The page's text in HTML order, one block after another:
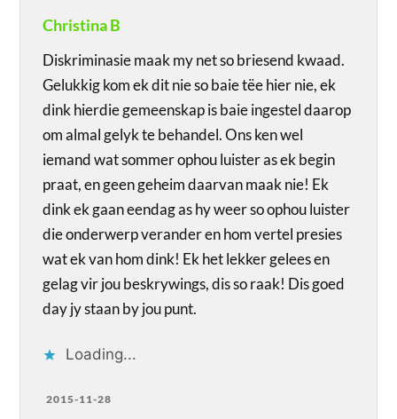
Christina B
Diskriminasie maak my net so briesend kwaad.
Gelukkig kom ek dit nie so baie tëe hier nie, ek
dink hierdie gemeenskap is baie ingestel daarop
om almal gelyk te behandel. Ons ken wel
iemand wat sommer ophou luister as ek begin
praat, en geen geheim daarvan maak nie! Ek
dink ek gaan eendag as hy weer so ophou luister
die onderwerp verander en hom vertel presies
wat ek van hom dink! Ek het lekker gelees en
gelag vir jou beskrywings, dis so raak! Dis goed
day jy staan by jou punt.
Loading...
2015-11-28